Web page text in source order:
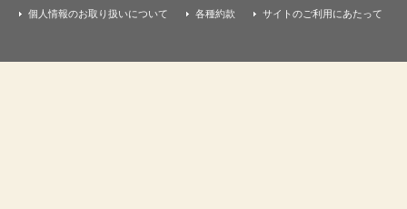
個人情報のお取り扱いについて 各種約款 サイトのご利用にあたって